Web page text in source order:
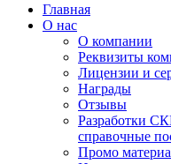
Главная
О нас
О компании
Реквизиты
Лицензии и
Награды
Отзывы
Разработки
справочные
Промо